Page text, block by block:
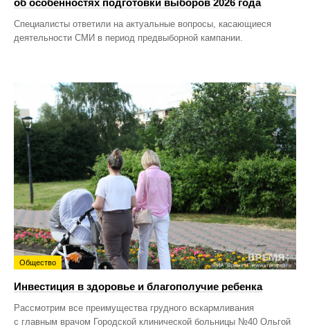
Специалисты ответили на актуальные вопросы, касающиеся
деятельности СМИ в период предвыборной кампании.
Общество
Инвестиция в здоровье и благополучие ребенка
Рассмотрим все преимущества грудного вскармливания
с главным врачом Городской клинической больницы №40 Ольгой